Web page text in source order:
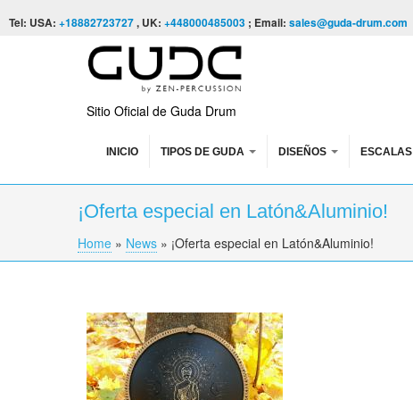
Tel: USA: +18882723727, UK: +448000485003 ; Email: sales@guda-drum.com
Sitio Oficial de Guda Drum
INICIO TIPOS DE GUDA DISEÑOS ESCALAS
¡Oferta especial en Latón&Aluminio!
You are here
Home » News » ¡Oferta especial en Latón&Aluminio!